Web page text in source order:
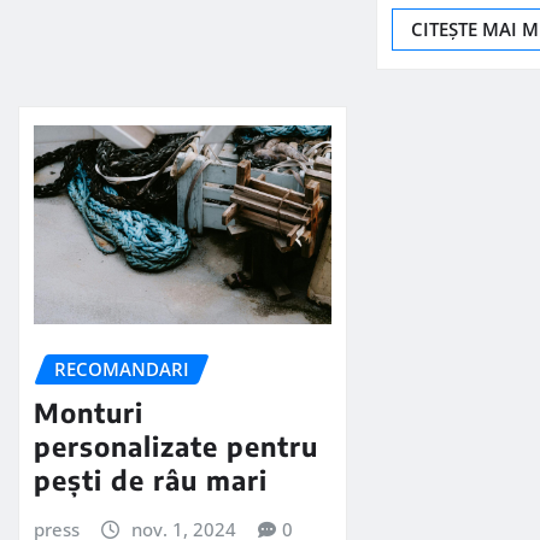
CITEȘTE MAI
RECOMANDARI
Monturi
personalizate pentru
pești de râu mari
press nov. 1, 2024 0